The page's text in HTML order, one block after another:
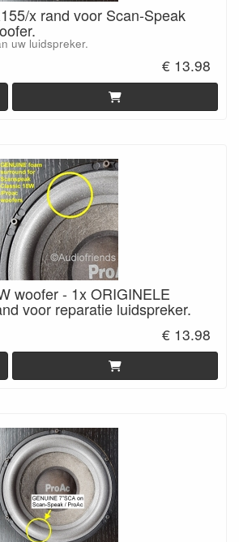
x rand voor Scan-Speak
uw luidspreker.
€ 13.98
woofer - 1x ORIGINELE
voor reparatie luidspreker.
€ 13.98